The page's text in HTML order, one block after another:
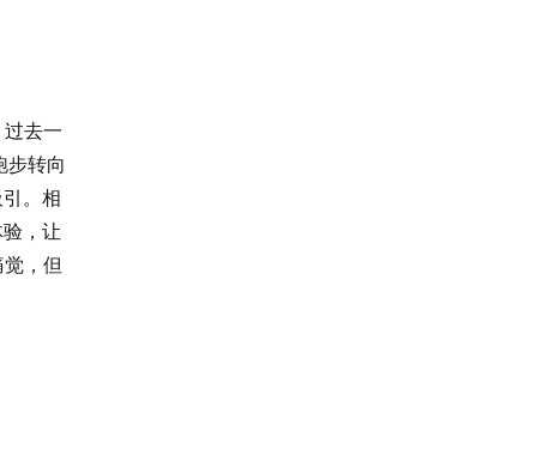
去一
步转向
。相
，让
，但